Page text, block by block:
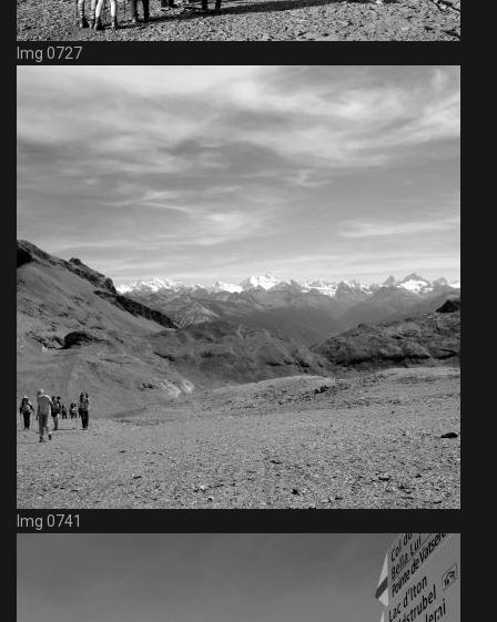
Img 0727
Img 0741